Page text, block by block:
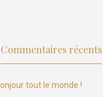
Commentaires récents
tout le monde !